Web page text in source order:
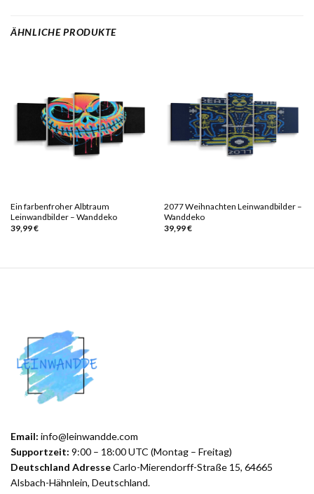
ÄHNLICHE PRODUKTE
Ein farbenfroher Albtraum
Leinwandbilder – Wanddeko
39,99€
2077 Weihnachten Leinwandbilder –
Wanddeko
39,99€
Email: info@leinwandde.com
Supportzeit: 9:00 – 18:00 UTC (Montag – Freitag)
Deutschland AdresseCarlo-Mierendorff-Straße 15, 64665
Alsbach-Hähnlein, Deutschland.